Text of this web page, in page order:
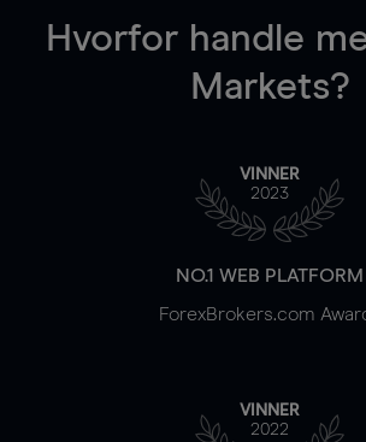
Hvorfor handle
Markets?
VINNER
2023
NO.1 WEB PLATFORM
ForexBrokers.com
VINNER
2022